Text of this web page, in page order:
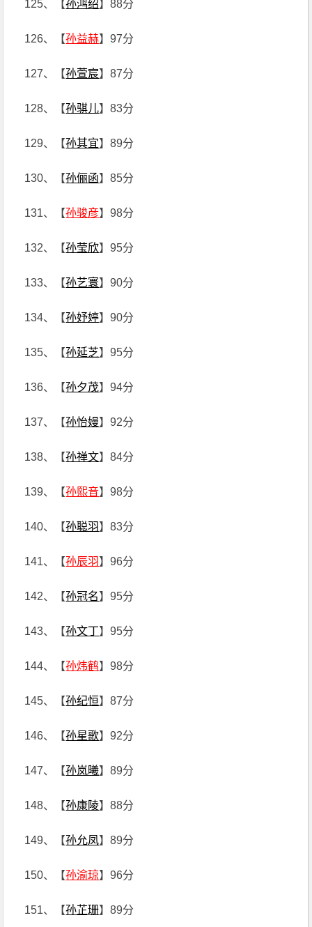
125、【孙鸿绍】88分
126、【孙益赫】97分
127、【孙萱宸】87分
128、【孙骐儿】83分
129、【孙其宜】89分
130、【孙俪函】85分
131、【孙骏彦】98分
132、【孙莹欣】95分
133、【孙艺寰】90分
134、【孙妤婷】90分
135、【孙延芝】95分
136、【孙夕茂】94分
137、【孙怡嫚】92分
138、【孙禅文】84分
139、【孙熙音】98分
140、【孙聪羽】83分
141、【孙辰羽】96分
142、【孙冠名】95分
143、【孙文丁】95分
144、【孙炜鹤】98分
145、【孙纪恒】87分
146、【孙星歌】92分
147、【孙岚曦】89分
148、【孙康陵】88分
149、【孙允凤】89分
150、【孙渝琼】96分
151、【孙芷珊】89分